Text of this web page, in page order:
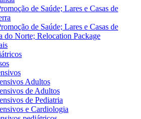
de Saúde; Lares e Casas de
de Saúde; Lares e Casas de
do Norte; Relocation Package
Adultos
de Adultos
de Pediatria
e Cardiologia